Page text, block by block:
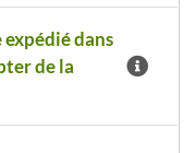
dans
de la